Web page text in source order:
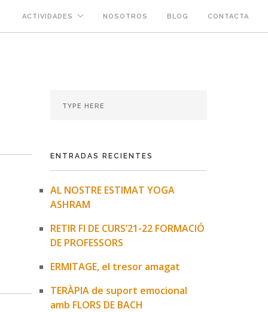
ACTIVIDADES NOSOTROS BLOG CONTACTA
ENTRADAS RECIENTES
AL NOSTRE ESTIMAT YOGA
ASHRAM
RETIR FI DE CURS’21-22 FORMACIÓ
DE PROFESSORS
ERMITAGE, el tresor amagat
TERÀPIA de suport emocional
amb FLORS DE BACH